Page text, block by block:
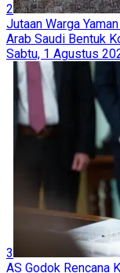
2
Jutaan Warga
Arab Saudi Bentuk
Sabtu, 1 Agustus
3
AS Godok Rencana